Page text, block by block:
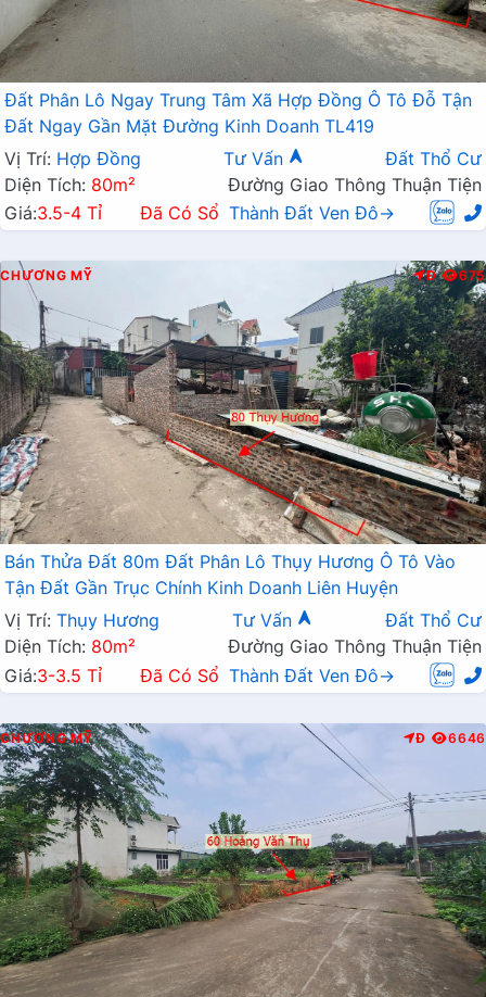
Đất Phân Lô Ngay Trung Tâm Xã Hợp Đồng Ô Tô Đỗ Tận
Đất Ngay Gần Mặt Đường Kinh Doanh TL419
Vị Trí: Hợp Đồng Tư Vấn
Đất Thổ Cư
Diện Tích: 80m²
Đường Giao Thông Thuận Tiện
Giá:3.5-4 Tỉ Đã Có Sổ Thành Đất Ven Đô→
CHƯƠNG MỸ Đ 675
Bán Thửa Đất 80m Đất Phân Lô Thụy Hương Ô Tô Vào
Tận Đất Gần Trục Chính Kinh Doanh Liên Huyện
Vị Trí: Thụy Hương Tư Vấn
Đất Thổ Cư
Diện Tích: 80m²
Đường Giao Thông Thuận Tiện
Giá:3-3.5 Tỉ Đã Có Sổ Thành Đất Ven Đô→
CHƯƠNG MỸ Đ 6646